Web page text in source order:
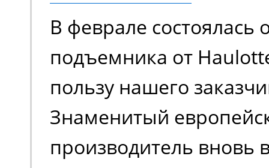
поколения.
В феврале состоялась
подъемника от
пользу нашего
Знаменитый
производитель вновь